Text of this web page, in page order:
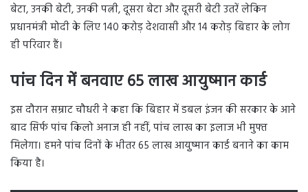
बेटा, उनकी बेटी, उनकी पत्नी, दूसरा बेटा और दूसरी बेटी उतरें लेकिन
प्रधानमंत्री मोदी के लिए 140 करोड़ देशवासी और 14 करोड़ बिहार के लोग
ही परिवार हैं।
पांच दिन में बनवाए 65 लाख आयुष्मान कार्ड
इस दौरान सम्राट चौधरी ने कहा कि बिहार में डबल इंजन की सरकार के आने
बाद सिर्फ पांच किलो अनाज ही नहीं, पांच लाख का इलाज भी मुफ्त
मिलेगा। हमने पांच दिनों के भीतर 65 लाख आय़ुष्मान कार्ड बनाने का काम
किया है।